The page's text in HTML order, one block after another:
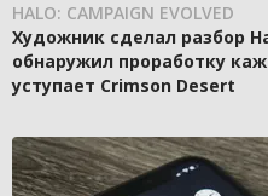
HALO: CAMPAIGN EVOLVED
Художник сделал разбор
обнаружил проработку
уступает Crimson Desert